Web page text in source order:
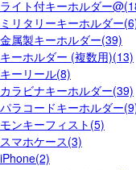
ライト付キーホルダー
ミリタリーキーホルダー
金属製キーホルダー(39)
キーホルダー (複数用)(13)
キーリール(8)
カラビナキーホルダー(39)
パラコードキーホルダー
モンキーフィスト(5)
スマホケース(3)
iPhone(2)